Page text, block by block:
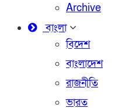
Archive
বাংলা
বিদেশ
বাংলাদেশ
রাজনীতি
ভারত